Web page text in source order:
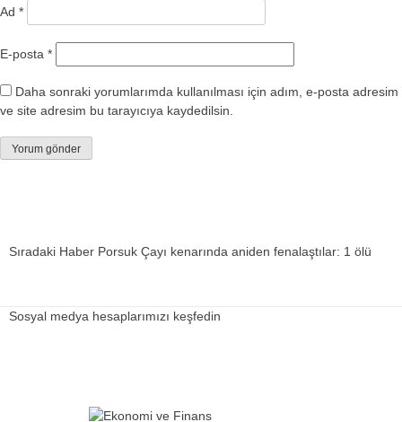
Ad *
E-posta *
Daha sonraki yorumlarımda kullanılması için adım, e-posta adresim
ve site adresim bu tarayıcıya kaydedilsin.
Sıradaki Haber Porsuk Çayı kenarında aniden fenalaştılar: 1 ölü
Sosyal medya hesaplarımızı keşfedin